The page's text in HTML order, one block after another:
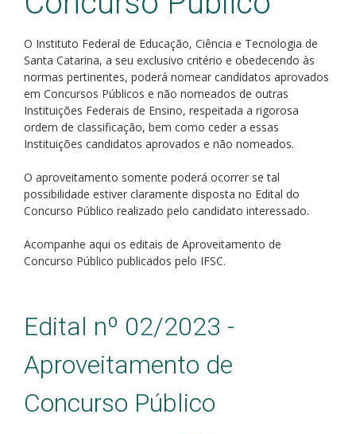
Aproveitamento de Concurso Público
O Instituto Federal de Educação, Ciência e Tecnologia de
Santa Catarina, a seu exclusivo critério e obedecendo às
normas pertinentes, poderá nomear candidatos aprovados
em Concursos Públicos e não nomeados de outras
Instituições Federais de Ensino, respeitada a rigorosa
ordem de classificação, bem como ceder a essas
Instituições candidatos aprovados e não nomeados.
O aproveitamento somente poderá ocorrer se tal
possibilidade estiver claramente disposta no Edital do
Concurso Público realizado pelo candidato interessado.
Acompanhe aqui os editais de Aproveitamento de
Concurso Público publicados pelo IFSC.
Edital nº 02/2023 -
Aproveitamento de
Concurso Público